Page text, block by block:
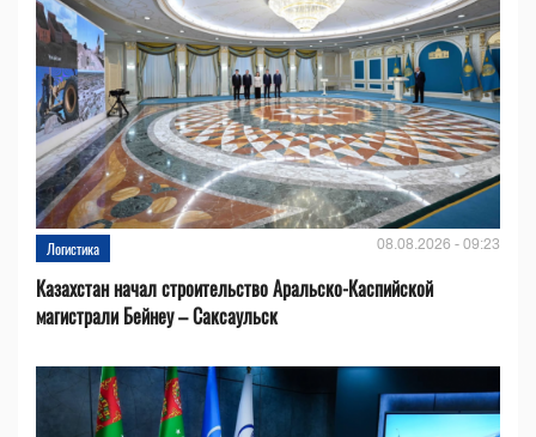
Логистика 08.08.2026 - 09:23
Казахстан начал строительство Аральско-Каспийской
магистрали Бейнеу – Саксаульск